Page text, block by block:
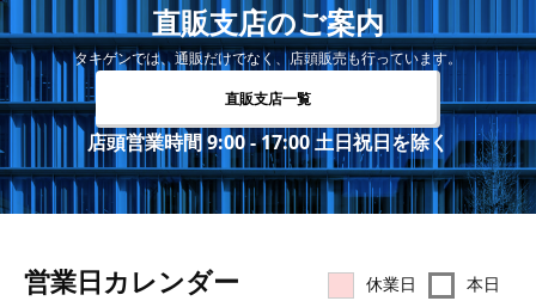
直販支店のご案内
タキゲンでは、通販だけでなく、店頭販売も行っています。
直販支店一覧
店頭営業時間 9:00 - 17:00 土日祝日を除く
営業⽇カレンダー 休業日 本日